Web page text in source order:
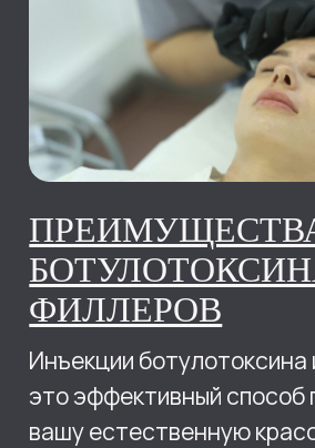
вашу естественную красоту,
замедлить возрастные изменения
выглядеть уверенно в любом
03.02.2026
КАК УБРАТЬ СЛЕДЫ